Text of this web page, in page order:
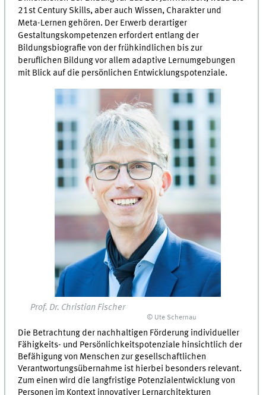
21st Century Skills, aber auch Wissen, Charakter und
Meta-Lernen gehören. Der Erwerb derartiger
Gestaltungskompetenzen erfordert entlang der
Bildungsbiografie von der frühkindlichen bis zur
beruflichen Bildung vor allem adaptive Lernumgebungen
mit Blick auf die persönlichen Entwicklungspotenziale.
Prof. Dr. Christian Fischer
© Ute Schernau
Die Betrachtung der nachhaltigen Förderung individueller
Fähigkeits- und Persönlichkeitspotenziale hinsichtlich der
Befähigung von Menschen zur gesellschaftlichen
Verantwortungsübernahme ist hierbei besonders relevant.
Zum einen wird die langfristige Potenzialentwicklung von
Personen im Kontext innovativer Lernarchitekturen